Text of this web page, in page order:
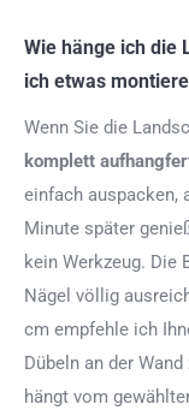
Wie hänge ich die
ich etwas
Wenn Sie die
komplett
einfach auspacken,
Minute später
kein Werkzeug.
Nägel völlig
cm empfehle ich
Dübeln an der
hängt vom